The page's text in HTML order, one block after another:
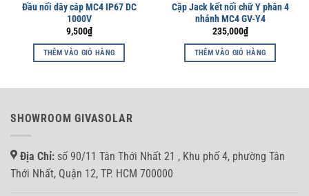
Đầu nối dây cáp MC4 IP67 DC
1000V
9,500₫
THÊM VÀO GIỎ HÀNG
Cặp Jack kết nối chữ Y phân 4
nhánh MC4 GV-Y4
235,000₫
THÊM VÀO GIỎ HÀNG
SHOWROOM GIVASOLAR
Địa Chỉ: số 90/11 Tân Thới Nhất 21 , Khu phố 4, phường Tân
Thới Nhất, Quận 12, TP. HCM 700000